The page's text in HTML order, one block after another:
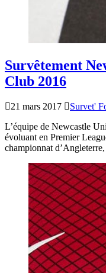
Survêtement
Club 2016
21 mars 2017 Survet'
L’équipe de Newcastle
évoluant en Premier
championnat